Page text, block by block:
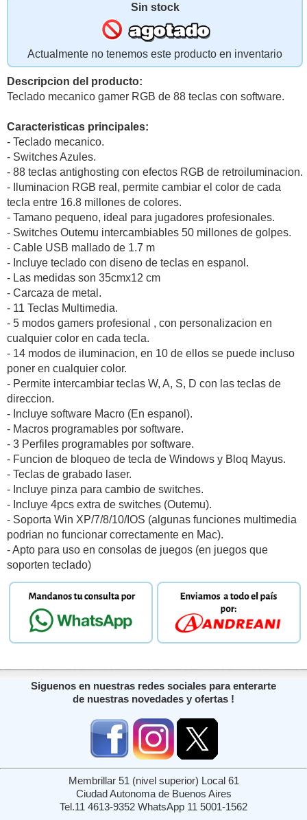
Sin stock
Actualmente no tenemos este producto en inventario
Descripcion del producto:
Teclado mecanico gamer RGB de 88 teclas con software.
Caracteristicas principales:
- Teclado mecanico.
- Switches Azules.
- 88 teclas antighosting con efectos RGB de retroiluminacion.
- Iluminacion RGB real, permite cambiar el color de cada
tecla entre 16.8 millones de colores.
- Tamano pequeno, ideal para jugadores profesionales.
- Switches Outemu intercambiables 50 millones de golpes.
- Cable USB mallado de 1.7 m
- Incluye teclado con diseno de teclas en espanol.
- Las medidas son 35cmx12 cm
- Carcaza de metal.
- 11 Teclas Multimedia.
- 5 modos gamers profesional , con personalizacion en
cualquier color en cada tecla.
- 14 modos de iluminacion, en 10 de ellos se puede incluso
poner en cualquier color.
- Permite intercambiar teclas W, A, S, D con las teclas de
direccion.
- Incluye software Macro (En espanol).
- Macros programables por software.
- 3 Perfiles programables por software.
- Funcion de bloqueo de tecla de Windows y Bloq Mayus.
- Teclas de grabado laser.
- Incluye pinza para cambio de switches.
- Incluye 4pcs extra de switches (Outemu).
- Soporta Win XP/7/8/10/IOS (algunas funciones multimedia
podrian no funcionar correctamente en Mac).
- Apto para uso en consolas de juegos (en juegos que
soporten teclado)
Siguenos en nuestras redes sociales para enterarte
de nuestras novedades y ofertas !
Membrillar 51 (nivel superior) Local 61
Ciudad Autonoma de Buenos Aires
Tel.11 4613-9352 WhatsApp 11 5001-1562